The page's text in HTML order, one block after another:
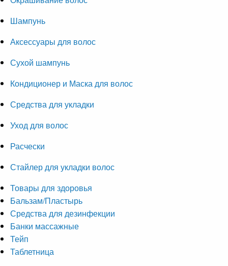
Шампунь
Аксессуары для волос
Сухой шампунь
Кондиционер и Маска для волос
Средства для укладки
Уход для волос
Расчески
Стайлер для укладки волос
Товары для здоровья
Бальзам/Пластырь
Средства для дезинфекции
Банки массажные
Тейп
Таблетница